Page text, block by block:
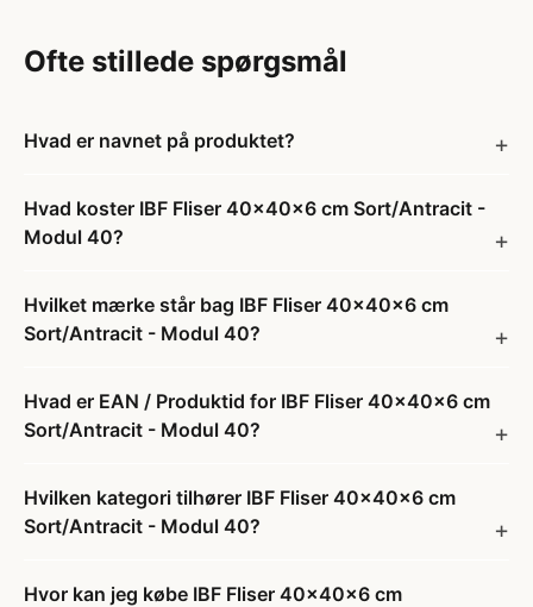
Ofte stillede spørgsmål
Hvad er navnet på produktet?
Hvad koster IBF Fliser 40x40x6 cm Sort/Antracit -
Modul 40?
Hvilket mærke står bag IBF Fliser 40x40x6 cm
Sort/Antracit - Modul 40?
Hvad er EAN / Produktid for IBF Fliser 40x40x6 cm
Sort/Antracit - Modul 40?
Hvilken kategori tilhører IBF Fliser 40x40x6 cm
Sort/Antracit - Modul 40?
Hvor kan jeg købe IBF Fliser 40x40x6 cm